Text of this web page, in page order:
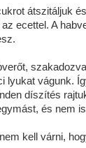
átszitáljuk
ecettel. A
lyukat vágunk.
díszítés
és nem
kell várni,